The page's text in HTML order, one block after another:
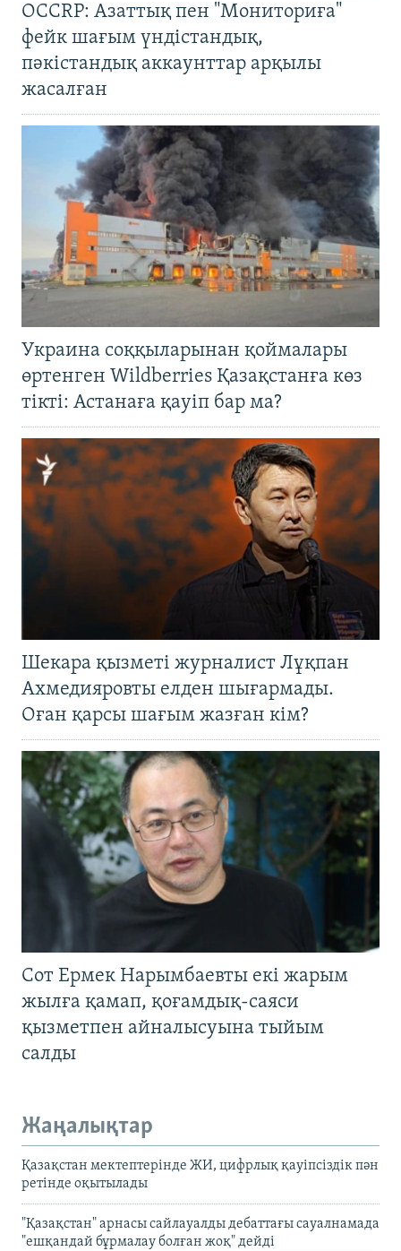
OCCRP: Азаттық пен "Мониториға"
фейк шағым үндістандық,
пәкістандық аккаунттар арқылы
жасалған
Украина соққыларынан қоймалары
өртенген Wildberries Қазақстанға көз
тікті: Астанаға қауіп бар ма?
Шекара қызметі журналист Лұқпан
Ахмедияровты елден шығармады.
Оған қарсы шағым жазған кім?
Сот Ермек Нарымбаевты екі жарым
жылға қамап, қоғамдық-саяси
қызметпен айналысуына тыйым
салды
Жаңалықтар
Қазақстан мектептерінде ЖИ, цифрлық қауіпсіздік пән
ретінде оқытылады
"Қазақстан" арнасы сайлауалды дебаттағы сауалнамада
"ешқандай бұрмалау болған жоқ" дейді